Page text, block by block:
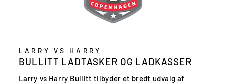
LARRY VS HARRY
BULLITT LADTASKER OG LADKASSER
Larry vs Harry Bullitt tilbyder et bredt udvalg af